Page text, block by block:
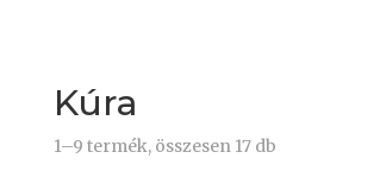
Kúra
1–9 termék, összesen 17 db